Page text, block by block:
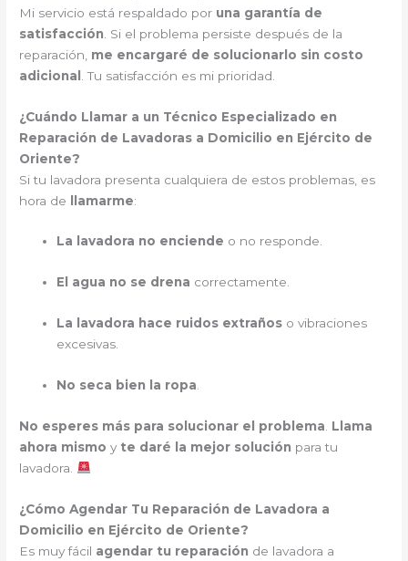
Mi servicio está respaldado por una garantía de
satisfacción . Si el problema persiste después de la
reparación, me encargaré de solucionarlo sin costo
adicional
. Tu satisfacción es mi prioridad.
¿Cuándo Llamar a un Técnico Especializado en
Reparación de Lavadoras a Domicilio en Ejército de
Oriente?
Si tu lavadora presenta cualquiera de estos problemas, es
hora de llamarme:
La lavadora no enciende o no responde.
El agua no se drena correctamente.
La lavadora hace ruidos extraños o vibraciones
excesivas.
No seca bien la ropa
No esperes más para solucionar el problema Llama
ahora mismo y te daré la mejor solución para tu
lavadora.
¿Cómo Agendar Tu Reparación de Lavadora a
Domicilio en Ejército de Oriente?
Es muy fácil agendar tu reparación de lavadora a